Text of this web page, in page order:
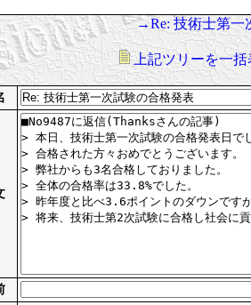
→Re: 技術士第一
上記ツリーを一括